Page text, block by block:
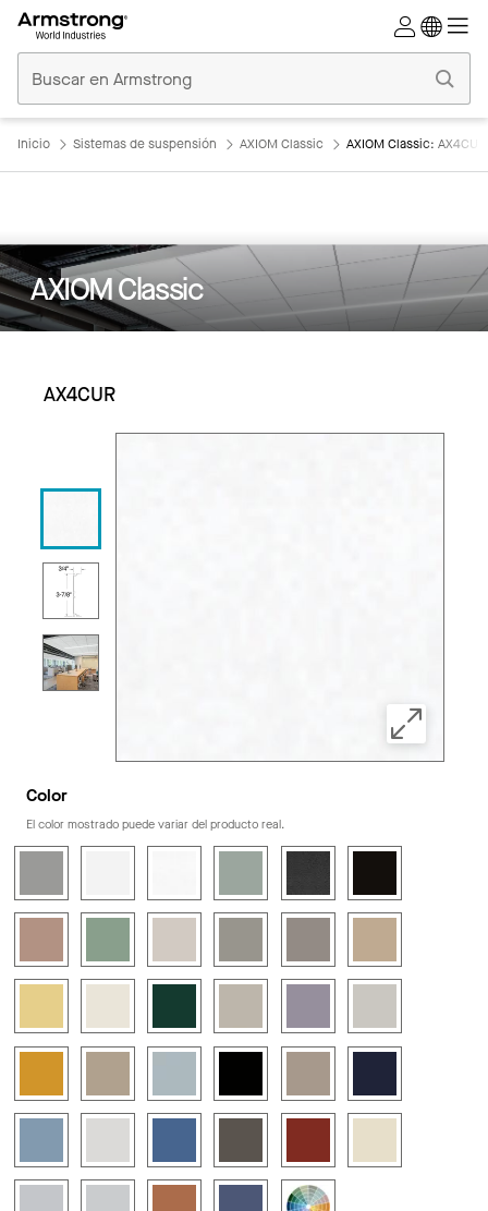
Comerciales
Inicio
Inicio Sistemas de suspensión AXIOM Classic AXIOM Classic: AX4CUR
AXIOM Classic
AX4CUR
Color
El color mostrado puede variar del producto real.